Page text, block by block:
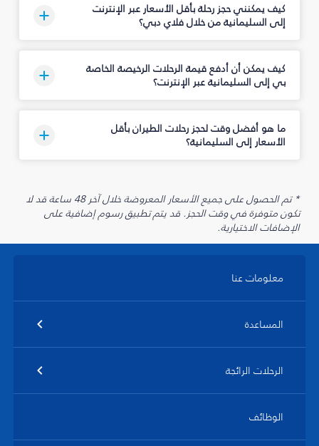
كيف يمكنني حجز رحلة بأقل الأسعار عبر الإنترنت
إلى السليمانية‎ من خلال فلاي دبي؟
كيف يمكن أن أدفع قيمة الرحلات الرخيصة الخاصة
بي إلى السليمانية‎ عبر الإنترنت؟
ما هو أفضل وقت لحجز رحلات الطيران بأقل
الأسعار إلى السليمانية‎؟
* تم الحصول على جميع الأسعار المعروضة خلال آخر 48 ساعة قد لا
تكون متوفرة في وقت الحجز. قد يتم تطبيق رسوم إضافية على
الإضافات الاختيارية.
معلومات عنا
المساعدة
الرحلات الرائجة
الوظائف